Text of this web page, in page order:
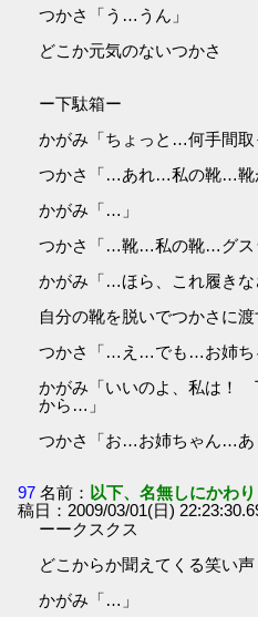
つかさ「う…うん」
どこか元気のないつかさ
ー下駄箱ー
かがみ「ちょっと…何手間取
つかさ「…あれ…私の靴…靴
かがみ「…」
つかさ「…靴…私の靴…グス
かがみ「…ほら、これ履きな
自分の靴を脱いでつかさに
つかさ「…え…でも…お姉ち
かがみ「いいのよ、私は！
から…」
つかさ「お…お姉ちゃん…あ
97 名前： 以下、名無しにかわ
稿日：2009/03/01(日)
ーークスクス
どこからか聞えてくる笑い声
かがみ「…」